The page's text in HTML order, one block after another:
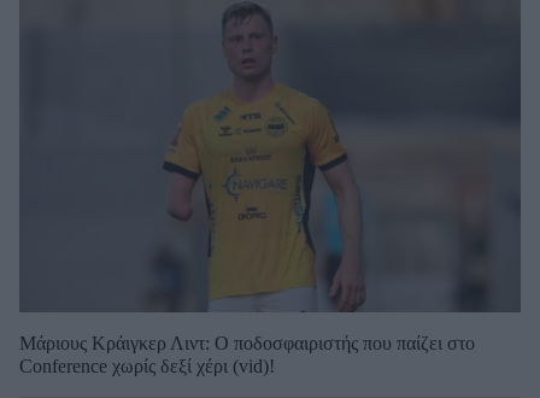
Μάριους Κράιγκερ Λιντ: Ο ποδοσφαιριστής που παίζει στο
Conference χωρίς δεξί χέρι (vid)!